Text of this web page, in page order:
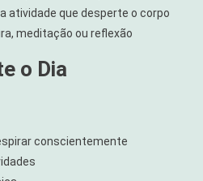
atividade que desperte o corpo
meditação ou reflexão
o Dia
conscientemente